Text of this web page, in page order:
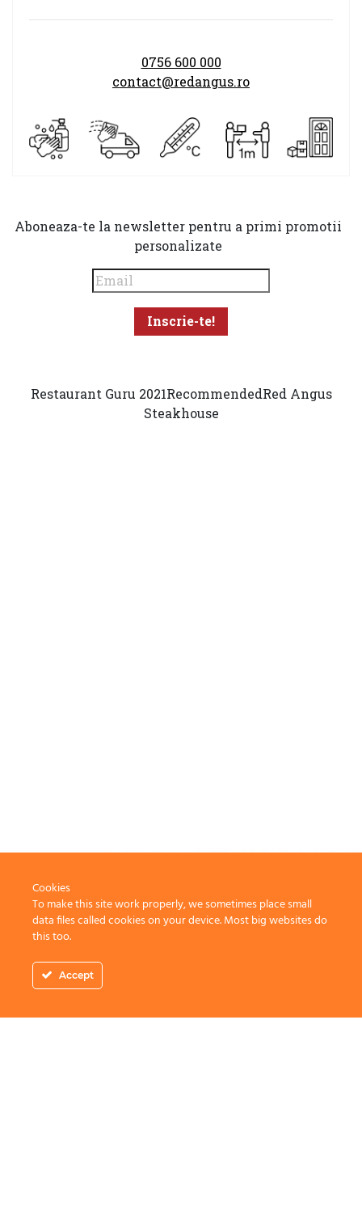
0756 600 000
contact@redangus.ro
Aboneaza-te la newsletter pentru a primi promotii
personalizate
Restaurant Guru 2021RecommendedRed Angus
Steakhouse
Cookies
To make this site work properly, we sometimes place small
data files called cookies on your device. Most big websites do
this too.
Accept